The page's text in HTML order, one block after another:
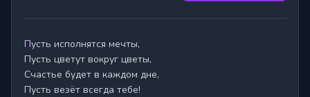
Пусть исполнятся мечты,
Пусть цветут вокруг цветы,
Счастье будет в каждом дне,
Пусть везёт всегда тебе!